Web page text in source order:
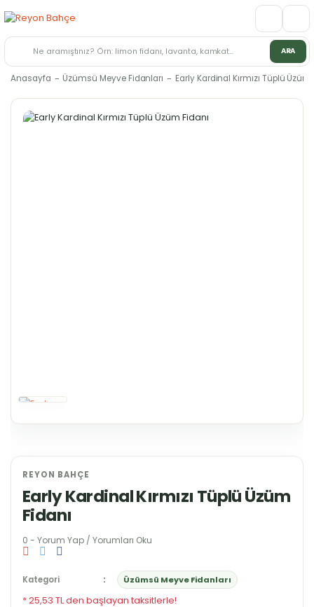
ARA
Anasayfa Üzümsü Meyve Fidanları Early Kardinal Kırmızı Tüplü Üzüm
REYON BAHÇE
Early Kardinal Kırmızı Tüplü Üzüm
Fidanı
0 - Yorum Yap / Yorumları Oku
Kategori Üzümsü Meyve Fidanları
* 25,53 TL den başlayan taksitlerle!